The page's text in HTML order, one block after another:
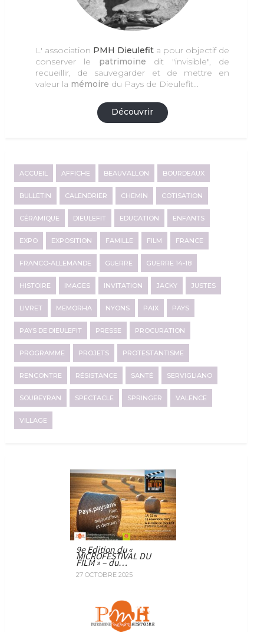
L' association PMH Dieulefit a pour objectif de
conserver le patrimoine dit "invisible", de
recueillir, de sauvegarder et de mettre en
valeur la mémoire du Pays de Dieulefit...
Découvrir
ACCUEIL AFFICHE BEAUVALLON BOURDEAUX
BULLETIN CALENDRIER CHEMIN COTISATION
CÉRAMIQUE DIEULEFIT EDUCATION ENFANTS
EXPO EXPOSITION FAMILLE FILM FRANCE
FRANCO-ALLEMANDE GUERRE GUERRE 14-18
HISTOIRE IMAGES INVITATION JACKY JUSTES
LIVRET MEMORHA NYONS PAIX PAYS
PAYS DE DIEULEFIT PRESSE PROCURATION
PROGRAMME PROJETS PROTESTANTISME
RENCONTRE RÉSISTANCE SANTÉ SERVIGLIANO
SOUBEYRAN SPECTACLE SPRINGER VALENCE
VILLAGE
9e Edition du «
MICROFESTIVAL DU
FILM » – du…
27 OCTOBRE 2025